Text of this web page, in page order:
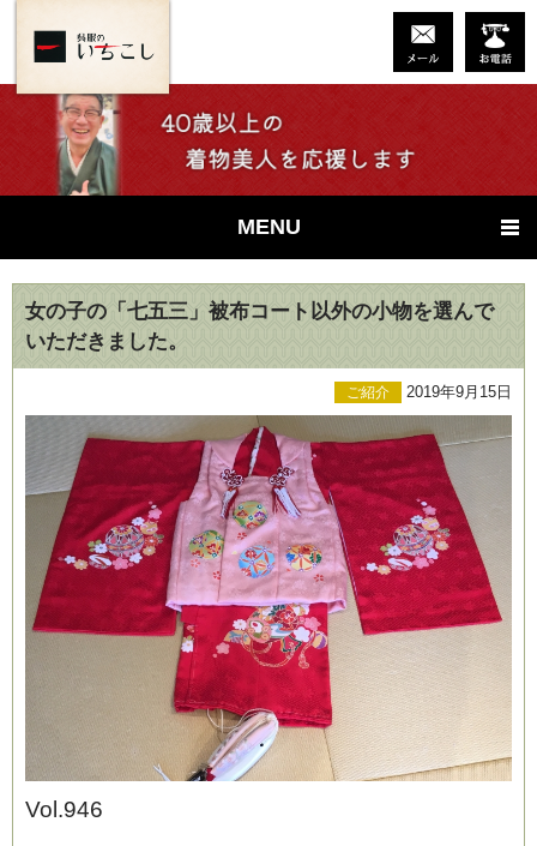
MENU
ブログ
女の子の「七五三」被布コート以外の小物を選んで
いただきました。
ご紹介 2019年9月15日
Vol.946